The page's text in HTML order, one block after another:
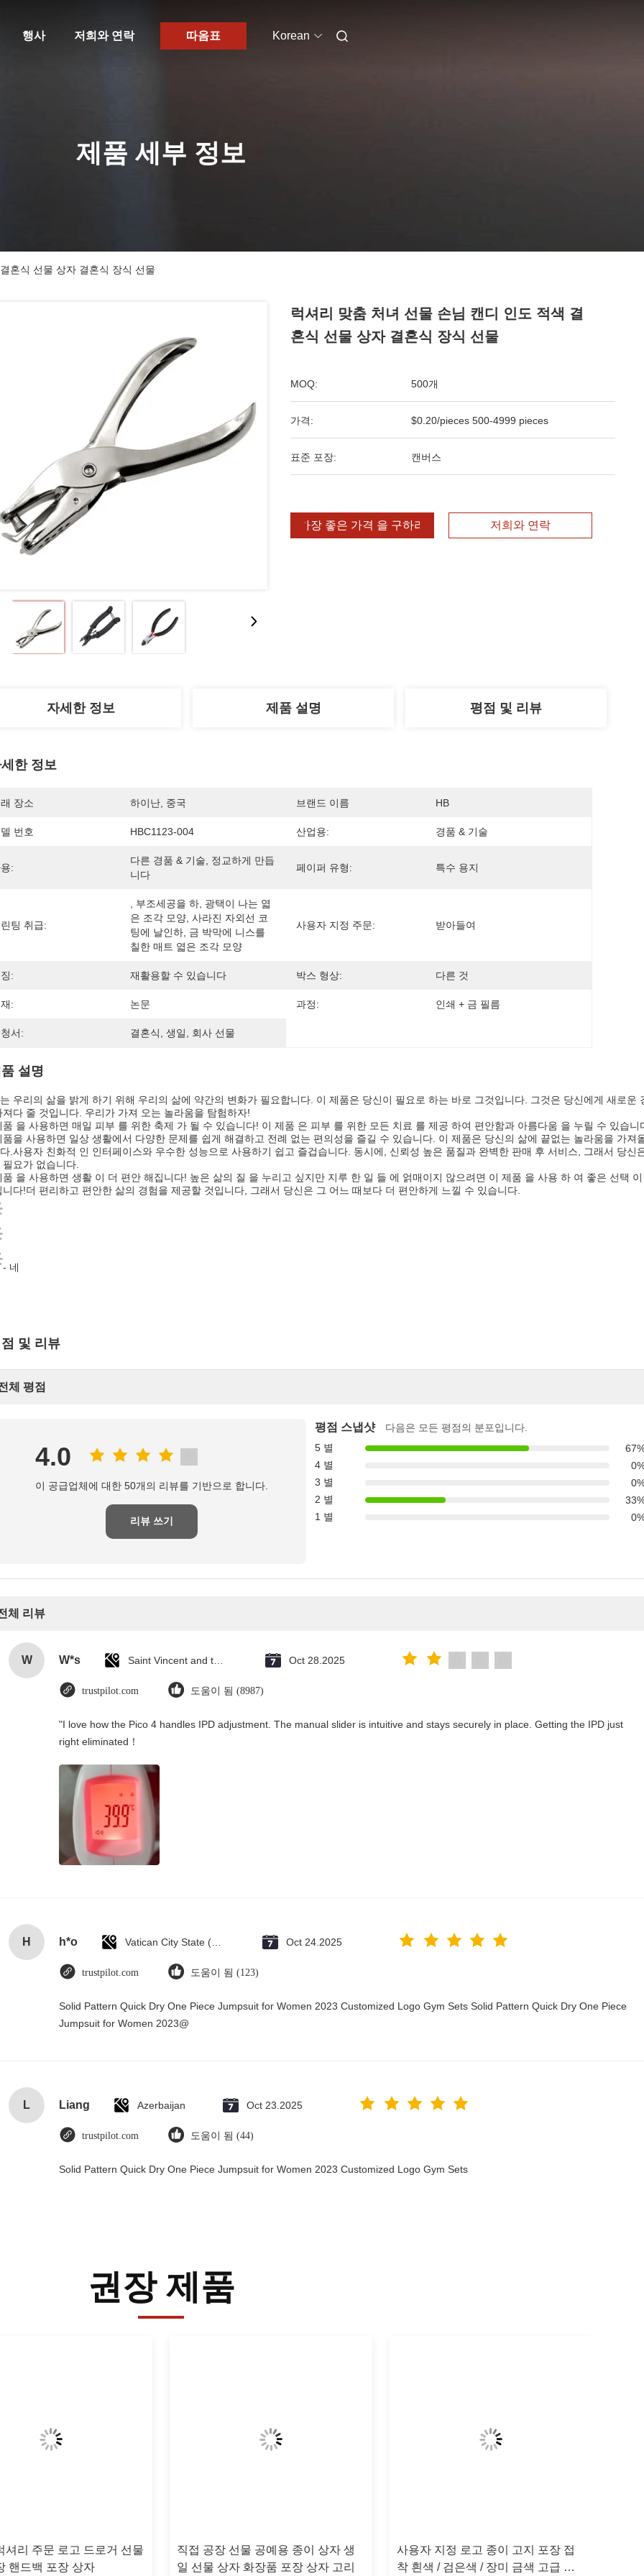
행사 저희와 연락 따옴표 Korean
제품 세부 정보
혼식 선물 상자 결혼식 장식 선물
럭셔리 맞춤 처녀 선물 손님 캔디 인도 적색 결
혼식 선물 상자 결혼식 장식 선물
MOQ: 500개
가격: $0.20/pieces 500-4999 pieces
표준 포장: 캔버스
가장 좋은 가격 을 구하라 저희와 연락
자세한 정보 제품 설명 평점 및 리뷰
한 정보
장소 하이난, 중국 브랜드 이름 HB
번호 HBC1123-004 산업용: 경품 & 기술
:
다른 경품 & 기술, 정교하게 만듭
니다
페이퍼 유형: 특수 용지
팅 취급:
, 부조세공을 하, 광택이 나는 엷
은 조각 모양, 사라진 자외선 코
팅에 날인하, 금 박막에 니스를
칠한 매트 엷은 조각 모양
사용자 지정 주문: 받아들여
: 재활용할 수 있습니다 박스 형상: 다른 것
: 논문 과정: 인쇄 + 금 필름
서: 결혼식, 생일, 회사 선물
설명
우리의 삶을 밝게 하기 위해 우리의 삶에 약간의 변화가 필요합니다. 이 제품은 당신이 필요로 하는 바로 그것입니다. 그것은 당신에게 새로운
져다 줄 것입니다. 우리가 가져 오는 놀라움을 탐험하자!
품 을 사용하면 매일 피부 를 위한 축제 가 될 수 있습니다! 이 제품 은 피부 를 위한 모든 치료 를 제공 하여 편안함과 아름다움 을 누릴 수 있습니
품을 사용하면 일상 생활에서 다양한 문제를 쉽게 해결하고 전례 없는 편의성을 즐길 수 있습니다. 이 제품은 당신의 삶에 끝없는 놀라움을 가져
.사용자 친화적 인 인터페이스와 우수한 성능으로 사용하기 쉽고 즐겁습니다. 동시에, 신뢰성 높은 품질과 완벽한 판매 후 서비스, 그래서 당신
필요가 없습니다.
품 을 사용하면 생활 이 더 편안 해집니다! 높은 삶의 질 을 누리고 싶지만 지루 한 일 들 에 얽매이지 않으려면 이 제품 을 사용 하 여 좋은 선택
니다!더 편리하고 편안한 삶의 경험을 제공할 것입니다, 그래서 당신은 그 어느 때보다 더 편안하게 느낄 수 있습니다.
- 네
및 리뷰
체 평점
4.0
이 공급업체에 대한 50개의 리뷰를 기반으로 합니다.
리뷰 쓰기
평점 스냅샷
다음은 모든 평점의 분포입니다.
5 별
4 별
3 별
2 별
1 별
체 리뷰
W W*s Oct 28.2025
trustpilot.com 도움이 됨 (8987)
"I love how the Pico 4 handles IPD adjustment. The manual slider is intuitive and stays securely in place. Getting the IPD just
right eliminated！
H h*o Oct 24.2025
trustpilot.com 도움이 됨 (123)
Solid Pattern Quick Dry One Piece Jumpsuit for Women 2023 Customized Logo Gym Sets Solid Pattern Quick Dry One Piece
Jumpsuit for Women 2023@
L Liang Azerbaijan Oct 23.2025
trustpilot.com 도움이 됨 (44)
Solid Pattern Quick Dry One Piece Jumpsuit for Women 2023 Customized Logo Gym Sets
권장 제품
셔리 주문 로고 드로거 선물
핸드백 포장 상자
직접 공장 선물 공예용 종이 상자 생
일 선물 상자 화장품 포장 상자 고리
사용자 지정 로고 종이 고지 포장 접
착 흰색 / 검은색 / 장미 금색 고급 자